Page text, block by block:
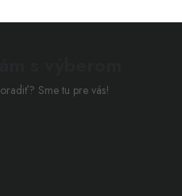
Sme tu pre vás!